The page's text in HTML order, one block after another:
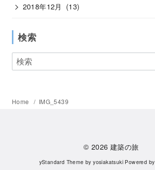
2018年12月 (13)
検索
Home IMG_5439
© 2026建築の旅
yStandard Theme byyosiakatsuki Powered by